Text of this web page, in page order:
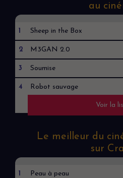
au
1 Sheep in the Box
2 M3GAN 2.0
3 Soumise
4 Robot sauvage
Voir la
Le meilleur du
sur
1 Peau à peau